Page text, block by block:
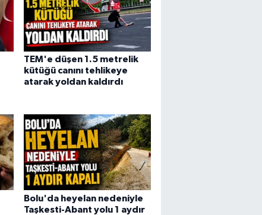
TEM'e düşen 1.5 metrelik
kütüğü canını tehlikeye
atarak yoldan kaldırdı
Bolu'da heyelan nedeniyle
Taşkesti-Abant yolu 1 aydır